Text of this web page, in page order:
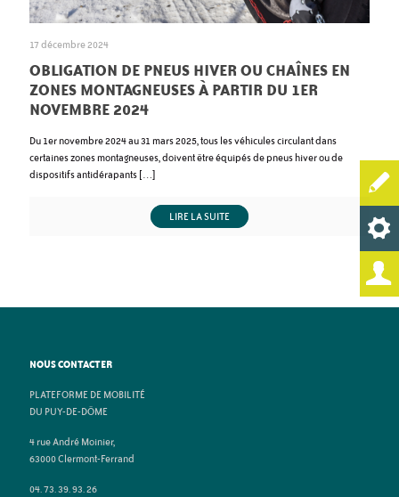
17 décembre 2024
OBLIGATION DE PNEUS HIVER OU CHAÎNES EN
ZONES MONTAGNEUSES À PARTIR DU 1ER
NOVEMBRE 2024
Du 1er novembre 2024 au 31 mars 2025, tous les véhicules circulant dans
certaines zones montagneuses, doivent être équipés de pneus hiver ou de
dispositifs antidérapants […]
LIRE LA SUITE
NOUS CONTACTER
PLATEFORME DE MOBILITÉ
DU PUY-DE-DÔME
4 rue André Moinier,
63000 Clermont-Ferrand
04. 73. 39. 93. 26